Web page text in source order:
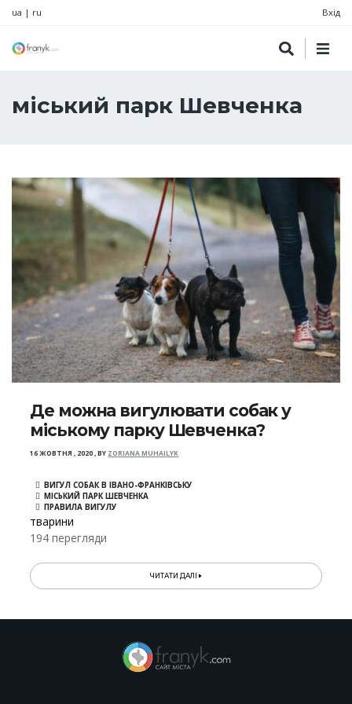
ua | ru Вхід
міський парк Шевченка
Де можна вигулювати собак у
міському парку Шевченка?
16 ЖОВТНЯ , 2020,BY ZORIANA MUHAILYK
ВИГУЛ СОБАК В ІВАНО-ФРАНКІВСЬКУ
МІСЬКИЙ ПАРК ШЕВЧЕНКА
ПРАВИЛА ВИГУЛУ
тварини
194 перегляди
ЧИТАТИ ДАЛІ